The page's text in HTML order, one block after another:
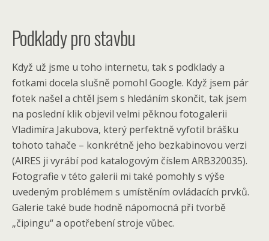
Podklady pro stavbu
Když už jsme u toho internetu, tak s podklady a
fotkami docela slušně pomohl Google. Když jsem pár
fotek našel a chtěl jsem s hledáním skončit, tak jsem
na poslední klik objevil velmi pěknou fotogalerii
Vladimíra Jakubova, který perfektně vyfotil brášku
tohoto tahače – konkrétně jeho bezkabinovou verzi
(AIRES ji vyrábí pod katalogovým číslem ARB320035).
Fotografie v této galerii mi také pomohly s výše
uvedeným problémem s umístěním ovládacích prvků.
Galerie také bude hodně nápomocná při tvorbě
„čipingu“ a opotřebení stroje vůbec.